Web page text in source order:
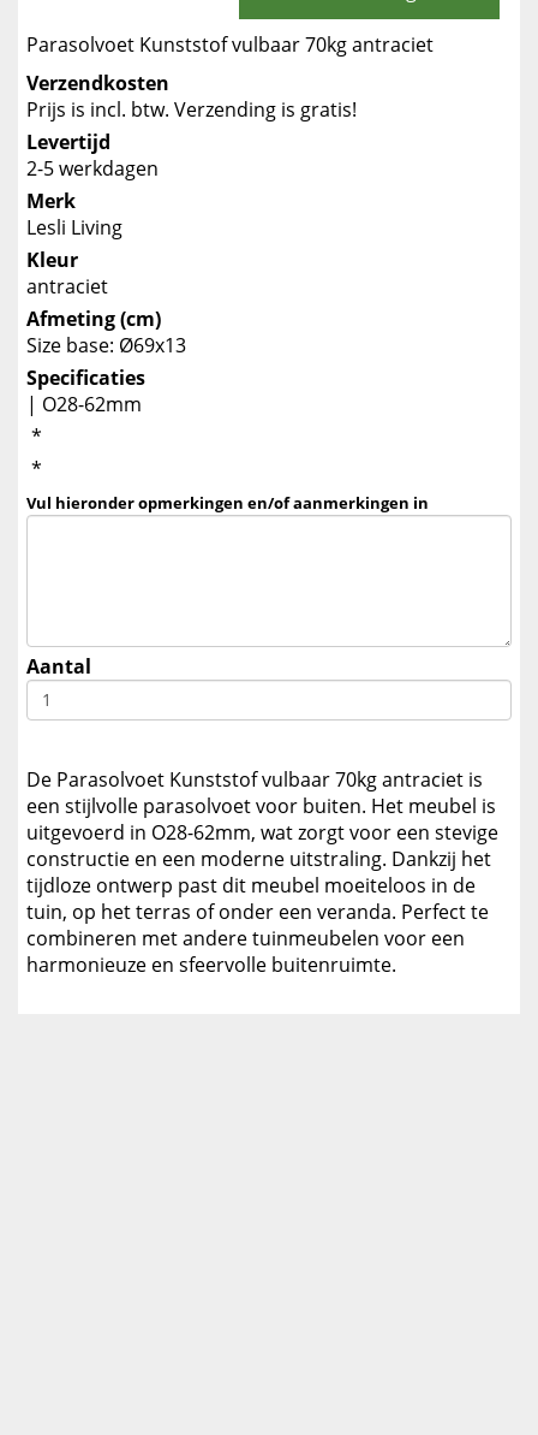
Parasolvoet Kunststof vulbaar 70kg antraciet
Verzendkosten
Prijs is incl. btw. Verzending is gratis!
Levertijd
2-5 werkdagen
Merk
Lesli Living
Kleur
antraciet
Afmeting (cm)
Size base: Ø69x13
Specificaties
| O28-62mm
*
*
Vul hieronder opmerkingen en/of aanmerkingen in
Aantal
De Parasolvoet Kunststof vulbaar 70kg antraciet is
een stijlvolle parasolvoet voor buiten. Het meubel is
uitgevoerd in O28-62mm, wat zorgt voor een stevige
constructie en een moderne uitstraling. Dankzij het
tijdloze ontwerp past dit meubel moeiteloos in de
tuin, op het terras of onder een veranda. Perfect te
combineren met andere tuinmeubelen voor een
harmonieuze en sfeervolle buitenruimte.